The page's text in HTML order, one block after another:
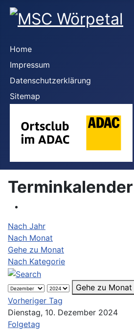
Home
Impressum
Datenschutzerklärung
Sitemap
Terminkalender
Nach Jahr
Nach Monat
Gehe zu Monat
Nach Kategorie
Gehe zu Monat
Vorheriger Tag
Dienstag, 10. Dezember 2024
Folgetag